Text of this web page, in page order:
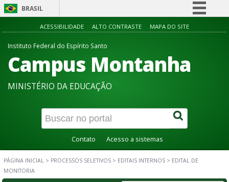
BRASIL
Simplifique!
Participe
Acesso à informação
Canais
ACESSIBILIDADE ALTO CONTRASTE MAPA DO SITE
Instituto Federal do Espírito Santo
Campus Montanha
MINISTÉRIO DA EDUCAÇÃO
Contato Acesso a sistemas
PÁGINA INICIAL > PROCESSOS SELETIVOS > EDITAIS INTERNOS > EDITAL DE
MONITORIA